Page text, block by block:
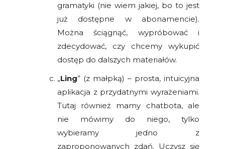
gramatyki (nie wiem jakiej, bo to jest
już dostępne w abonamencie).
Można ściągnąć, wypróbować i
zdecydować, czy chcemy wykupić
dostęp do dalszych materiałów.
„Ling” (z małpką) – prosta, intuicyjna
aplikacja z przydatnymi wyrażeniami.
Tutaj również mamy chatbota, ale
nie mówimy do niego, tylko
wybieramy jedno z
zaproponowanych zdań. Uczysz się